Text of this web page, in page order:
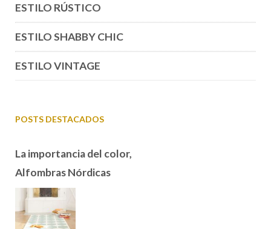
ESTILO RÚSTICO
ESTILO SHABBY CHIC
ESTILO VINTAGE
POSTS DESTACADOS
La importancia del color,
Alfombras Nórdicas